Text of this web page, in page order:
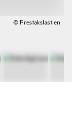
© Prestakslastien